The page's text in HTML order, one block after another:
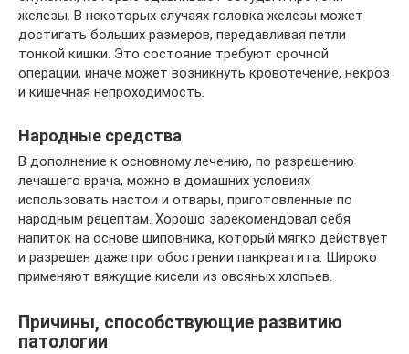
железы. В некоторых случаях головка железы может
достигать больших размеров, передавливая петли
тонкой кишки. Это состояние требуют срочной
операции, иначе может возникнуть кровотечение, некроз
и кишечная непроходимость.
Народные средства
В дополнение к основному лечению, по разрешению
лечащего врача, можно в домашних условиях
использовать настои и отвары, приготовленные по
народным рецептам. Хорошо зарекомендовал себя
напиток на основе шиповника, который мягко действует
и разрешен даже при обострении панкреатита. Широко
применяют вяжущие кисели из овсяных хлопьев.
Причины, способствующие развитию
патологии